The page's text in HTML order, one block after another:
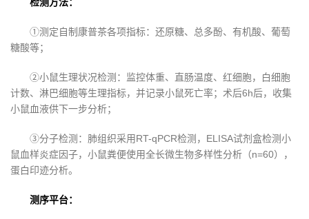
检测方法：
①测定自制康普茶各项指标：还原糖、总多酚、有机酸、葡萄
糖酸等；
②小鼠生理状况检测：监控体重、直肠温度、红细胞，白细胞
计数、淋巴细胞等生理指标，并记录小鼠死亡率；术后6h后，收集
小鼠血液供下一步分析；
③分子检测：肺组织采用RT-qPCR检测，ELISA试剂盒检测小
鼠血样炎症因子，小鼠粪便使用全长微生物多样性分析（n=60），
蛋白印迹分析。
测序平台：